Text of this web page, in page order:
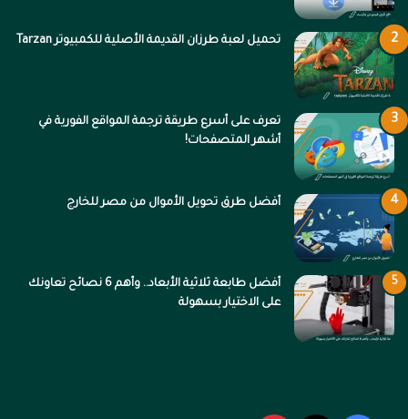
تحميل لعبة طرزان القديمة الأصلية للكمبيوتر Tarzan
تعرف على أسرع طريقة ترجمة المواقع الفورية في
أشهر المتصفحات!
أفضل طرق تحويل الأموال من مصر للخارج
أفضل طابعة ثلاثية الأبعاد.. وأهم 6 نصائح تعاونك
على الاختيار بسهولة